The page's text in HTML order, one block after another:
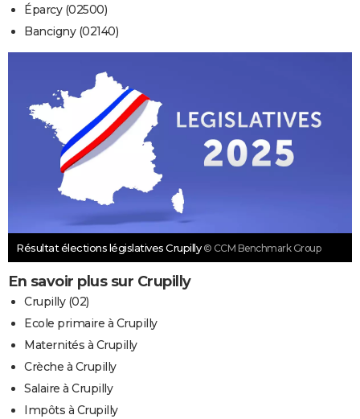
Éparcy (02500)
Bancigny (02140)
Résultat élections législatives Crupilly © CCM Benchmark Group
En savoir plus sur Crupilly
Crupilly (02)
Ecole primaire à Crupilly
Maternités à Crupilly
Crèche à Crupilly
Salaire à Crupilly
Impôts à Crupilly